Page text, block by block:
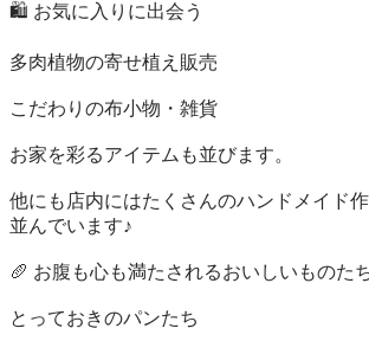
🛍️ お気に入りに出会う
多肉植物の寄せ植え販売
こだわりの布小物・雑貨
お家を彩るアイテムも並びます。
他にも店内にはたくさんのハンドメイド
並んでいます♪
🥖 お腹も心も満たされるおいしいものた
とっておきのパンたち